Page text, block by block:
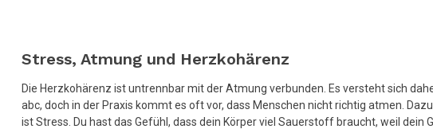
Stress, Atmung und Herzkohärenz
Die Herzkohärenz ist untrennbar mit der Atmung verbunden. Es versteht sich
abc, doch in der Praxis kommt es oft vor, dass Menschen nicht richtig atmen.
ist Stress. Du hast das Gefühl, dass dein Körper viel Sauerstoff braucht, weil